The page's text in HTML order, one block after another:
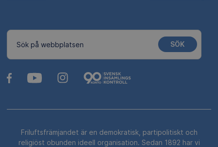
Sök på webbplatsen SÖK
Friluftsfrämjandet är en demokratisk, partipolitiskt och
religiöst obunden ideell organisation. Sedan 1892 har vi